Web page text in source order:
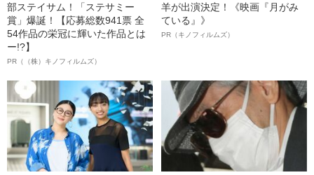
部ステイサム！「ステサミー
賞」爆誕！【応募総数941票 全
54作品の栄冠に輝いた作品とは
ー!?】
PR（（株）キノフィルムズ）
羊が出演決定！《映画『月がみ
ている』》
PR（キノフィルムズ）